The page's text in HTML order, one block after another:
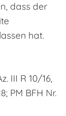
dass der
hat.
III R 10/16,
PM BFH Nr.